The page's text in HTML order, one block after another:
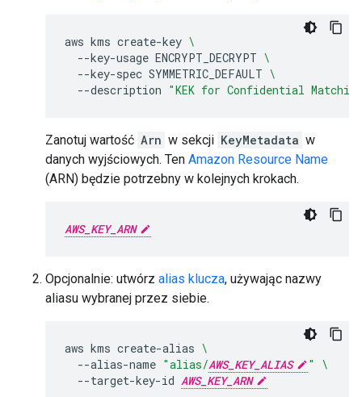
aws kms create-key \
--key-usage ENCRYPT_DECRYPT \
--key-spec SYMMETRIC_DEFAULT \
--description "KEK for Confidential
Zanotuj wartość Arn w sekcji KeyMetadata w
danych wyjściowych. Ten Amazon Resource Name
(ARN) będzie potrzebny w kolejnych krokach.
AWS_KEY_ARN
Opcjonalnie: utwórz alias klucza, używając nazwy
aliasu wybranej przez siebie.
aws kms create-alias \
--alias-name "alias/AWS_KEY_ALIAS "
\
--target-key-id AWS_KEY_ARN